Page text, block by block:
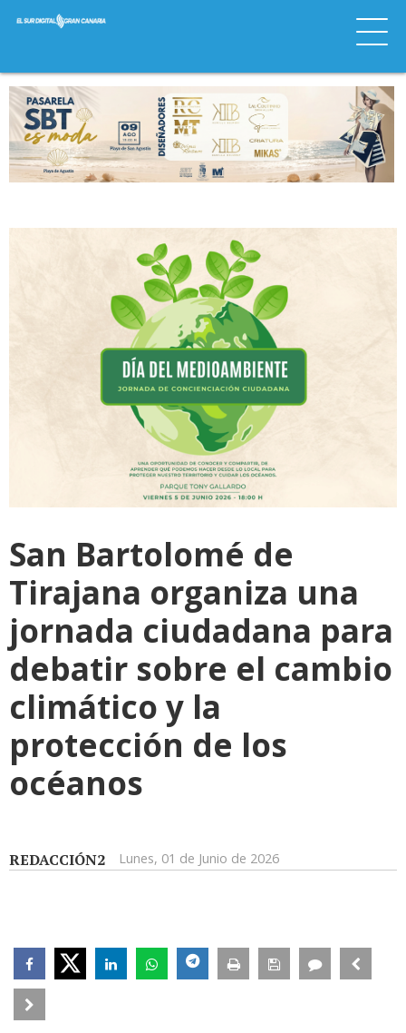
San Bartolomé de
Tirajana organiza una
jornada ciudadana para
debatir sobre el cambio
climático y la
protección de los
océanos
REDACCIÓN2 Lunes, 01 de Junio de 2026